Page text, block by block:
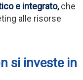
e integrato,che
alle risorse
si investe in